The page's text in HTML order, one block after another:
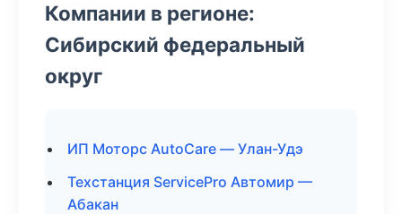
Компании в регионе:
Сибирский федеральный
округ
ИП Моторс AutoCare — Улан-Удэ
Техстанция ServicePro Автомир —
Абакан